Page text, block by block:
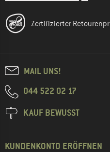
Zertifizierter
MAIL UNS!
044 522 02 17
KAUF BEWUSST
KUNDENKONTO ERÖFFNEN